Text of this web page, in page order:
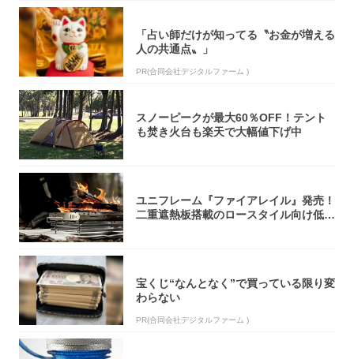
「占い師だけが知ってる〝お金が増える
人の共通点〟」
PR(合同会社デジタルファーム )
スノーピークが最大60％OFF！テント
も焚き火台も楽天で大幅値下げ中
ユニフレーム『ファイアレイル』発売！
二重遮熱板搭載のロースタイル向け低型
宝くじ“なんとなく”で買っている限り変
わらない
PR(合同会社デジタルファーム )